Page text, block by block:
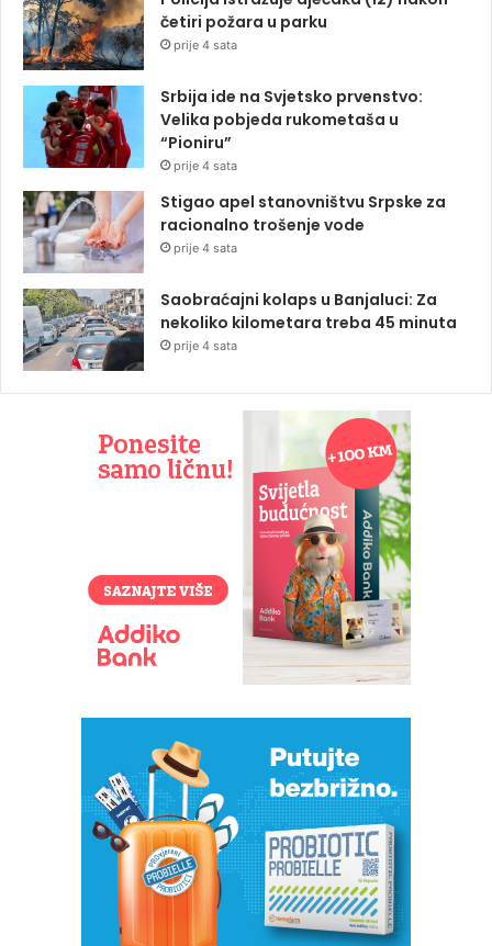
četiri požara u parku
prije 4 sata
Srbija ide na Svjetsko prvenstvo:
Velika pobjeda rukometaša u
“Pioniru”
prije 4 sata
Stigao apel stanovništvu Srpske za
racionalno trošenje vode
prije 4 sata
Saobraćajni kolaps u Banjaluci: Za
nekoliko kilometara treba 45 minuta
prije 4 sata